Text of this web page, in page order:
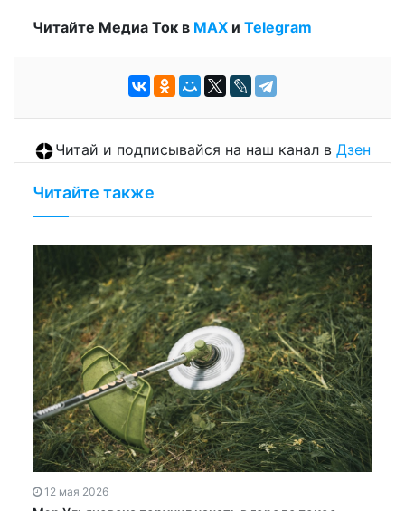
Читайте Медиа Ток в МАХ и Telegram
Читай и подписывайся на наш канал в Дзен
Читайте также
12 мая 2026